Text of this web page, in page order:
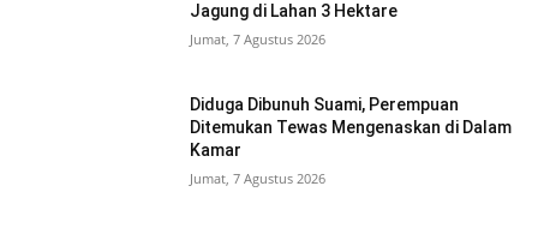
Jagung di Lahan 3 Hektare
Jumat, 7 Agustus 2026
Diduga Dibunuh Suami, Perempuan
Ditemukan Tewas Mengenaskan di Dalam
Kamar
Jumat, 7 Agustus 2026